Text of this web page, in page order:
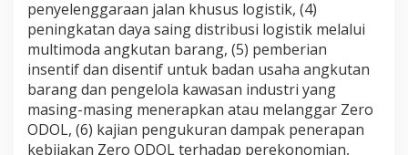
penyelenggaraan jalan khusus logistik, (4)
peningkatan daya saing distribusi logistik melalui
multimoda angkutan barang, (5) pemberian
insentif dan disentif untuk badan usaha angkutan
barang dan pengelola kawasan industri yang
masing-masing menerapkan atau melanggar Zero
ODOL, (6) kajian pengukuran dampak penerapan
kebijakan Zero ODOL terhadap perekonomian,